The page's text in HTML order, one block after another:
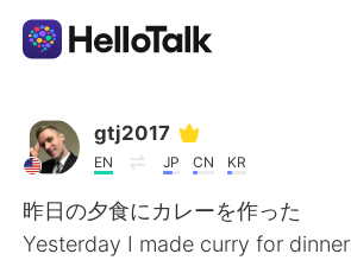
Ứng dụng trao đổi ngôn ngữ
Tiếng Việt
gtj2017
EN JP CN KR
昨日の夕食にカレーを作った
Yesterday I made curry for dinner